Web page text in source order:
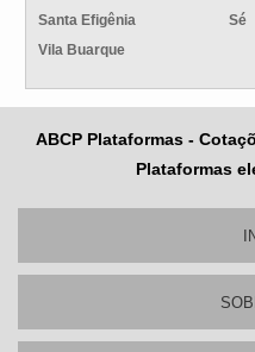
Santa Efigênia
Sé
Vila Buarque
ABCP Plataformas -
Plataformas